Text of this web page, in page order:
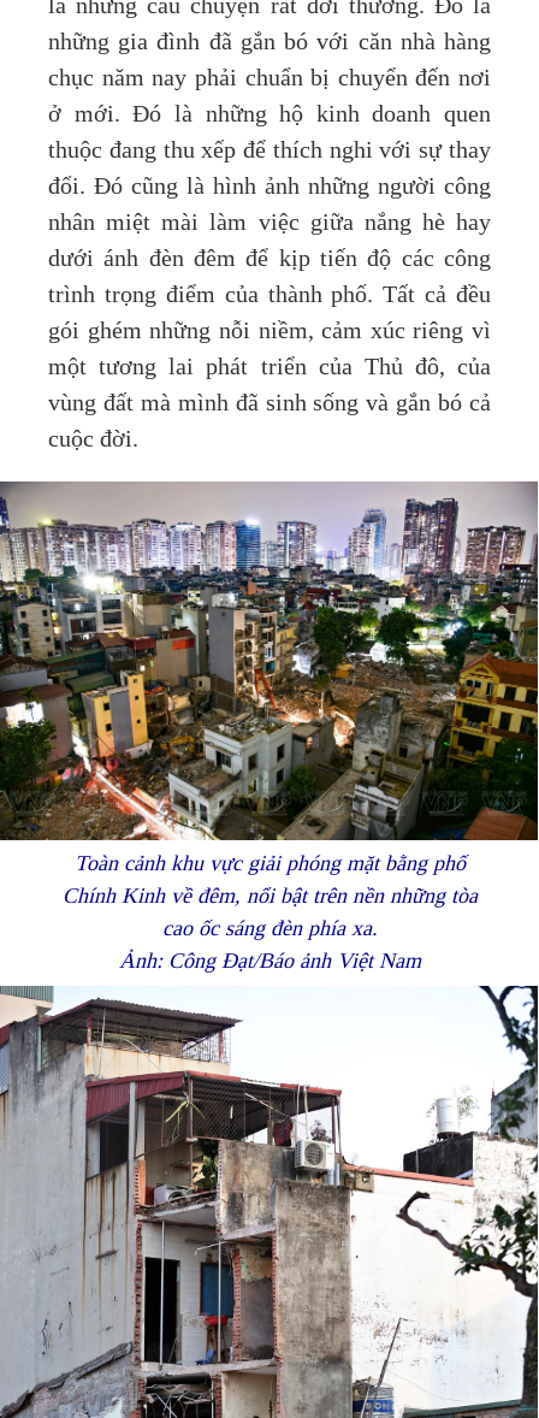
là những câu chuyện rất đời thường. Đó là
những gia đình đã gắn bó với căn nhà hàng
chục năm nay phải chuẩn bị chuyển đến nơi
ở mới. Đó là những hộ kinh doanh quen
thuộc đang thu xếp để thích nghi với sự thay
đổi. Đó cũng là hình ảnh những người công
nhân miệt mài làm việc giữa nắng hè hay
dưới ánh đèn đêm để kịp tiến độ các công
trình trọng điểm của thành phố. Tất cả đều
gói ghém những nỗi niềm, cảm xúc riêng vì
một tương lai phát triển của Thủ đô, của
vùng đất mà mình đã sinh sống và gắn bó cả
cuộc đời.
Toàn cảnh khu vực giải phóng mặt bằng phố
Chính Kinh về đêm, nổi bật trên nền những tòa
cao ốc sáng đèn phía xa.
Ảnh: Công Đạt/Báo ảnh Việt Nam